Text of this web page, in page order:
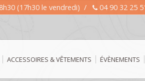
(17h30 le vendredi) / 04 90 32 25
ACCESSOIRES & VÊTEMENTS ÉVÈNEMENTS